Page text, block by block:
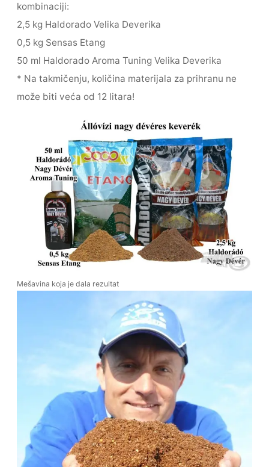
kombinaciji:
2,5 kg Haldorado Velika Deverika
0,5 kg Sensas Etang
50 ml Haldorado Aroma Tuning Velika Deverika
* Na takmičenju, količina materijala za prihranu ne
može biti veća od 12 litara!
Mešavina koja je dala rezultat